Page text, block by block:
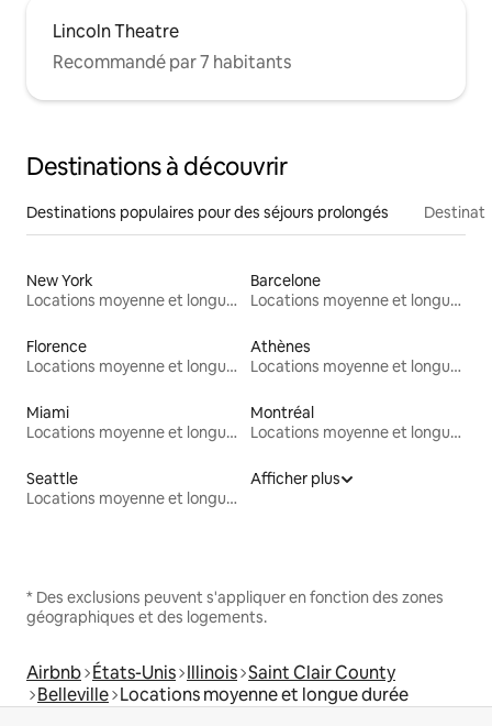
Lincoln Theatre
Recommandé par 7 habitants
Destinations à découvrir
Destinations populaires pour des séjours prolongés
New York
Locations moyenne et longue durée
Barcelone
Locations moyenne et longue durée
Florence
Locations moyenne et longue durée
Athènes
Locations moyenne et longue durée
Miami
Locations moyenne et longue durée
Montréal
Locations moyenne et longue durée
Seattle
Locations moyenne et longue durée
Afficher plus
* Des exclusions peuvent s'appliquer en fonction des zones
géographiques et des logements.
Airbnb États-Unis Illinois Saint Clair County
Belleville Locations moyenne et longue durée